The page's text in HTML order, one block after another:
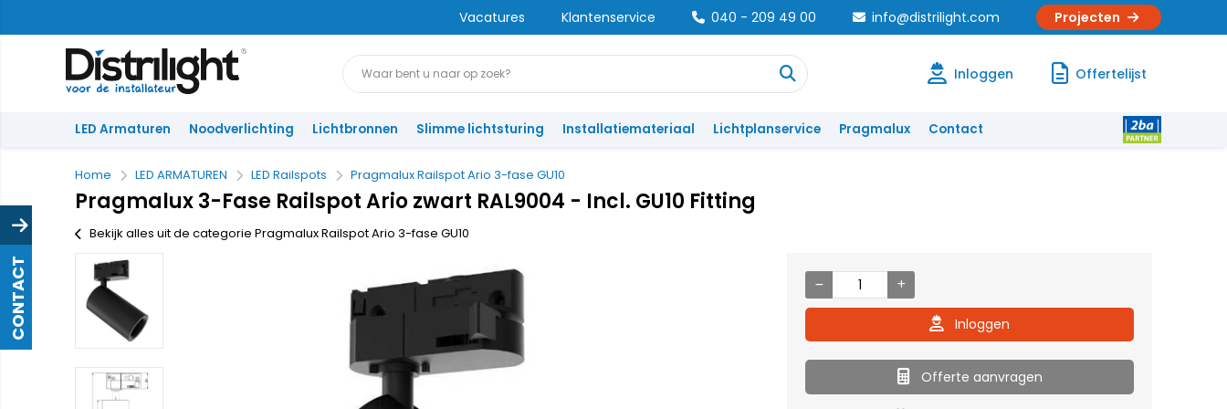
Vacatures Klantenservice 040 - 209 49 00 info@distrilight.com Projecten
Inloggen Offertelijst
LED Armaturen Noodverlichting Lichtbronnen Slimme lichtsturing Installatiemateriaal Lichtplanservice Pragmalux Contact
Home LED ARMATUREN LED Railspots Pragmalux Railspot Ario 3-fase GU10
Pragmalux 3-Fase Railspot Ario zwart RAL9004 - Incl. GU10 Fitting
Bekijk alles uit de categorie Pragmalux Railspot Ario 3-fase GU10
Inloggen
Offerte aanvragen
CONTACT